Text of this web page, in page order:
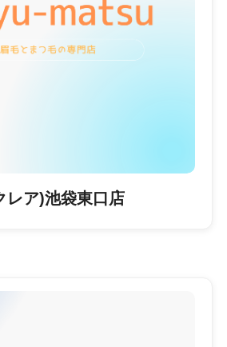
レア)池袋東口店